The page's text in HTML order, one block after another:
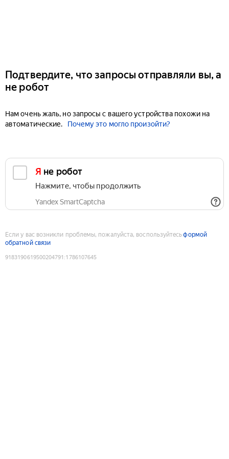
Подтвердите, что запросы отправляли вы, а
не робот
Нам очень жаль, но запросы с вашего устройства похожи на
автоматические.
Почему это могло произойти?
Я не робот
Нажмите, чтобы продолжить
Yandex SmartCaptcha
Если у вас возникли проблемы, пожалуйста, воспользуйтесьформой
обратной связи
9183190619500204791 :1786107645